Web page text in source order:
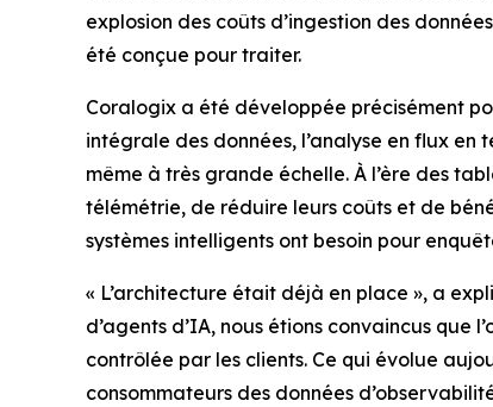
explosion des coûts d’ingestion des
été conçue pour traiter.
Coralogix a été développée précisément
intégrale des données, l’analyse en flux
même à très grande échelle. À l’ère des
télémétrie, de réduire leurs coûts et de
systèmes intelligents ont besoin pour
« L’architecture était déjà en place », a
d’agents d’IA, nous étions convaincus
contrôlée par les clients. Ce qui évolue
consommateurs des données